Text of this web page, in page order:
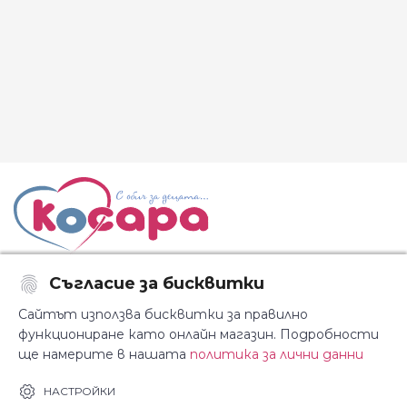
Последвайте ни:
За Косара
Съгласие за бисквитки
Сайтът използва бисквитки за правилно
функциониране като онлайн магазин. Подробности
ще намерите в нашата политика за лични данни
НАСТРОЙКИ